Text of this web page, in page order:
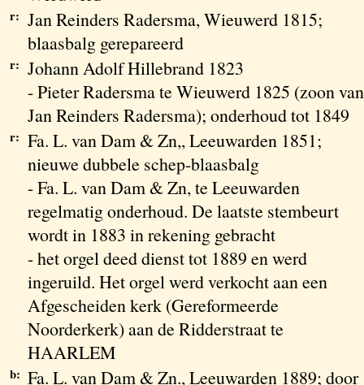
r: Jan Reinders Radersma, Wieuwerd 1815;
blaasbalg gerepareerd
r: Johann Adolf Hillebrand 1823
- Pieter Radersma te Wieuwerd 1825 (zoon van
Jan Reinders Radersma); onderhoud tot 1849
r: Fa. L. van Dam & Zn,, Leeuwarden 1851;
nieuwe dubbele schep-blaasbalg
- Fa. L. van Dam & Zn, te Leeuwarden
regelmatig onderhoud. De laatste stembeurt
wordt in 1883 in rekening gebracht
- het orgel deed dienst tot 1889 en werd
ingeruild. Het orgel werd verkocht aan een
Afgescheiden kerk (Gereformeerde
Noorderkerk) aan de Ridderstraat te
HAARLEM
b: Fa. L. van Dam & Zn., Leeuwarden 1889; door